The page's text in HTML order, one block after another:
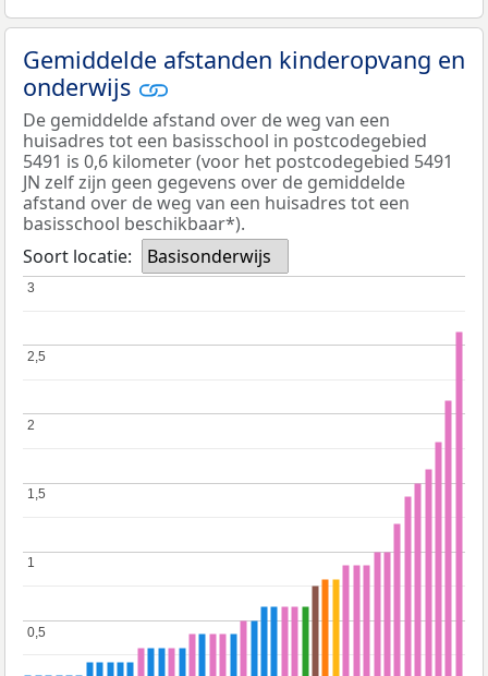
Gemiddelde afstanden kinderopvang en
onderwijs
De gemiddelde afstand over de weg van een
huisadres tot een basisschool in postcodegebied
5491 is 0,6 kilometer (voor het postcodegebied 5491
JN zelf zijn geen gegevens over de gemiddelde
afstand over de weg van een huisadres tot een
basisschool beschikbaar*).
Soort locatie:
Basisonderwijs
0,5
0,5
1
1
1,5
1,5
2
2
2,5
2,5
3
3